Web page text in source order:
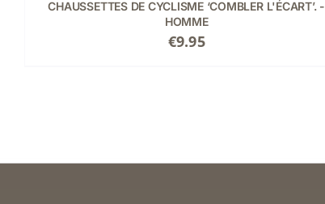
CHAUSSETTES DE CYCLISME ‘COMBLER L'ÉCART’. -
HOMME
€9.95
DU